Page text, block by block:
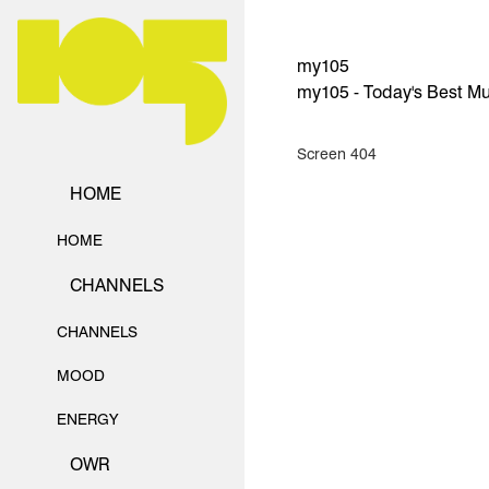
HOME
HOME
CHANNELS
CHANNELS
MOOD
ENERGY
OWR
my105
my105 - Today's Best
Screen 404